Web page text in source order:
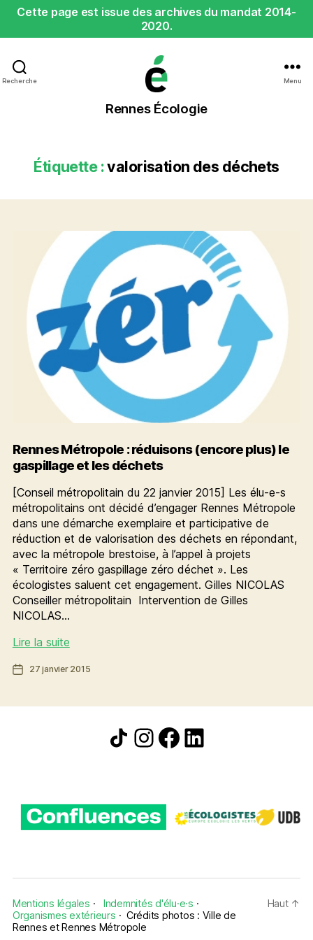
Cette page est issue des archives du mandat 2014-
2020.
Recherche
Rennes
Écologie
Rennes Écologie
Menu
Étiquette :valorisation des déchets
Rennes Métropole : réduisons (encore plus) le
gaspillage et les déchets
[Conseil métropolitain du 22 janvier 2015] Les élu-e-s
métropolitains ont décidé d’engager Rennes Métropole
dans une démarche exemplaire et participative de
réduction et de valorisation des déchets en répondant,
avec la métropole brestoise, à l’appel à projets
« Territoire zéro gaspillage zéro déchet ». Les
écologistes saluent cet engagement. Gilles NICOLAS
Conseiller métropolitain Intervention de Gilles
NICOLAS…
Lire la suiteRennes
:
(encore
gaspillage
Date27 janvier 2015
Icône de partage
Instagram
Facebook
LinkedIn
Mentions légales · Indemnités d'élu·e·s ·
Organismes extérieurs · Crédits photos : Ville de
Rennes et Rennes Métropole
Haut ↑